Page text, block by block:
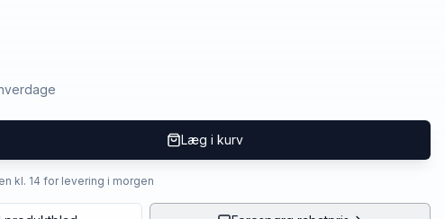
Læg i kurv
kl. 14 for levering i morgen